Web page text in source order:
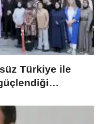
Türkiye ile